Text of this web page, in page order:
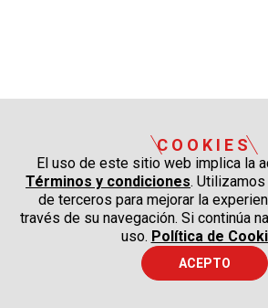
COOKIES
El uso de este sitio web implica la
Términos y condiciones.
de terceros para mejorar la
través de su navegación. Si continúa
uso. Política de
ACEPTO